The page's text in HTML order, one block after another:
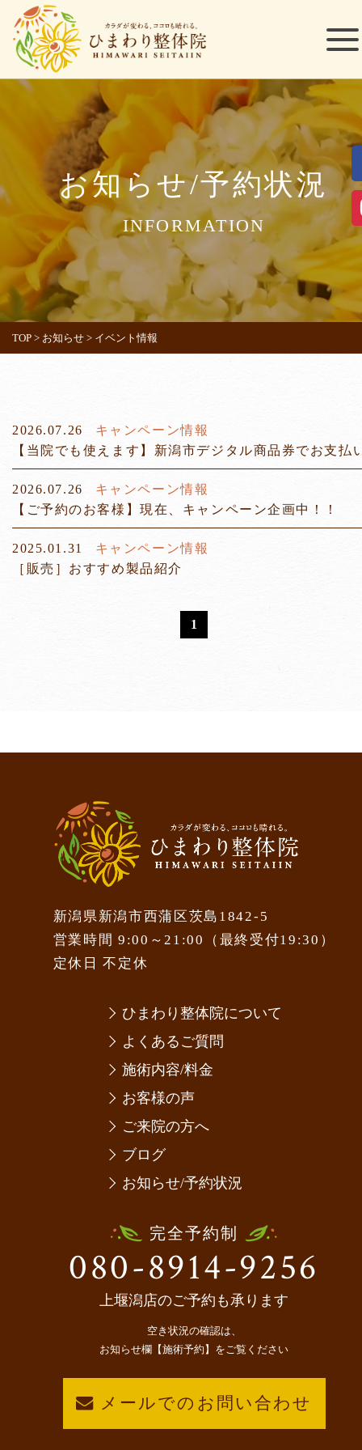
お知らせ/予約状況
INFORMATION
TOP > お知らせ > イベント情報
2026.07.26
キャンペーン情報
【当院でも使えます】新潟市デジタル商品券でお支払
2026.07.26
キャンペーン情報
【ご予約のお客様】現在、キャンペーン企画中！！
2025.01.31
キャンペーン情報
［販売］おすすめ製品紹介
1
新潟県新潟市西蒲区茨島1842-5
営業時間 9:00～21:00（最終受付19:30）
定休日 不定休
ひまわり整体院について
よくあるご質問
施術内容/料金
お客様の声
ご来院の方へ
ブログ
お知らせ/予約状況
完全予約制
080-8914-9256
上堰潟店のご予約も承ります
空き状況の確認は、
お知らせ欄【施術予約】をご覧ください
メールでのお問い合わせ